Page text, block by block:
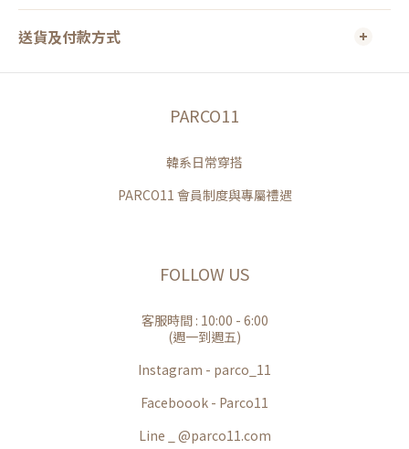
送貨及付款方式
PARCO11
韓系日常穿搭
PARCO11 會員制度與專屬禮遇
FOLLOW US
客服時間 : 10:00 - 6:00
(週一到週五)
Instagram - parco_11
Faceboook - Parco11
Line _ @parco11.com